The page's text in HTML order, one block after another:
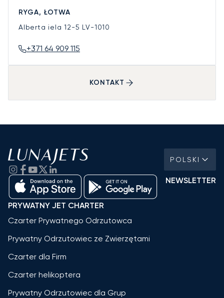
RYGA, ŁOTWA
Alberta iela 12-5 LV-1010
+371 64 909 115
KONTAKT
POLSKI
NEWSLETTER
PRYWATNY JET CHARTER
Czarter Prywatnego Odrzutowca
Prywatny Odrzutowiec ze Zwierzętami
Czarter dla Firm
Czarter helikoptera
Prywatny Odrzutowiec dla Grup